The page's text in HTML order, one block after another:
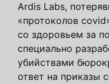
Ardis Labs,
«протоколов
со здоровьем за
специально
убийствами
ответ на приказы